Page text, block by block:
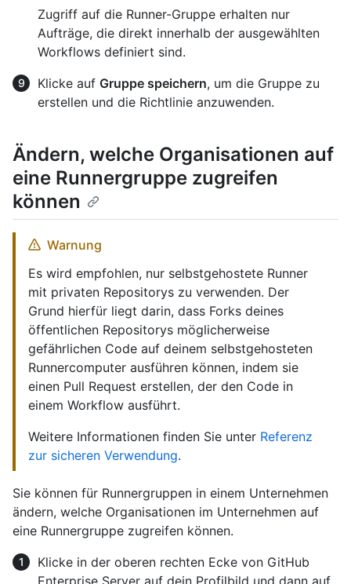
Zugriff auf die Runner-Gruppe erhalten nur
Aufträge, die direkt innerhalb der ausgewählten
Workflows definiert sind.
Klicke auf Gruppe speichern, um die Gruppe zu
erstellen und die Richtlinie anzuwenden.
Ändern, welche Organisationen auf
eine Runnergruppe zugreifen
können
Warnung
Es wird empfohlen, nur selbstgehostete Runner
mit privaten Repositorys zu verwenden. Der
Grund hierfür liegt darin, dass Forks deines
öffentlichen Repositorys möglicherweise
gefährlichen Code auf deinem selbstgehosteten
Runnercomputer ausführen können, indem sie
einen Pull Request erstellen, der den Code in
einem Workflow ausführt.
Weitere Informationen finden Sie unter Referenz
zur sicheren Verwendung.
Sie können für Runnergruppen in einem Unternehmen
ändern, welche Organisationen im Unternehmen auf
eine Runnergruppe zugreifen können.
Klicke in der oberen rechten Ecke von GitHub
Enterprise Server auf dein Profilbild und dann auf